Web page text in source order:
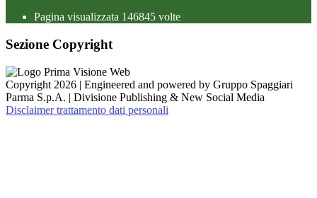
Pagina visualizzata 146845 volte
Sezione Copyright
Copyright 2026 | Engineered and powered by Gruppo Spaggiari
Parma S.p.A. | Divisione Publishing & New Social Media
Disclaimer trattamento dati personali